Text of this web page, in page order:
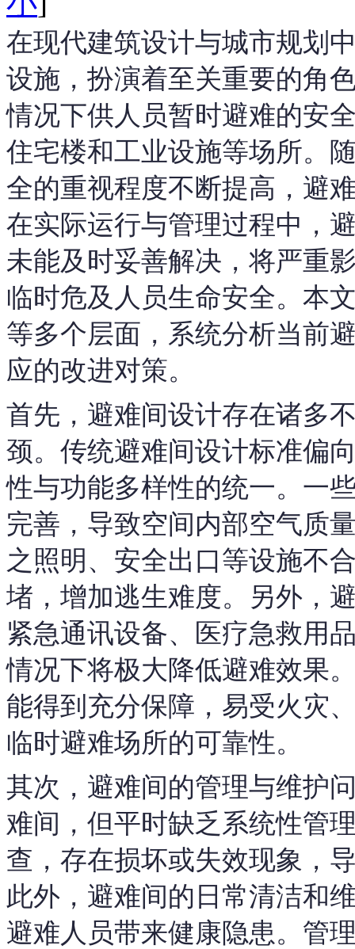
在现代建筑设计与城市规划
设施，扮演着至关重要的角
情况下供人员暂时避难的安
住宅楼和工业设施等场所。
全的重视程度不断提高，避
在实际运行与管理过程中，
未能及时妥善解决，将严重
临时危及人员生命安全。本
等多个层面，系统分析当前
应的改进对策。
首先，避难间设计存在诸多
颈。传统避难间设计标准偏
性与功能多样性的统一。一
完善，导致空间内部空气质
之照明、安全出口等设施不
堵，增加逃生难度。另外，
紧急通讯设备、医疗急救用
情况下将极大降低避难效果
能得到充分保障，易受火灾
临时避难场所的可靠性。
其次，避难间的管理与维护
难间，但平时缺乏系统性管
查，存在损坏或失效现象，
此外，避难间的日常清洁和
避难人员带来健康隐患。管